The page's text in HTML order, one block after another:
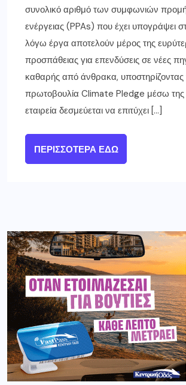
συνολικό αριθμό των συμφωνιών
ενέργειας (PPAs) που έχει υπογράψει
λόγω έργα αποτελούν μέρος της
προσπάθειας για επενδύσεις σε νέες
καθαρής από άνθρακα, υποστηρίζοντας
πρωτοβουλία Climate Pledge μέσω της
εταιρεία δεσμεύεται να επιτύχει […]
ΠΕΡΙΣΣΌΤΕΡΑ ΕΔΏ